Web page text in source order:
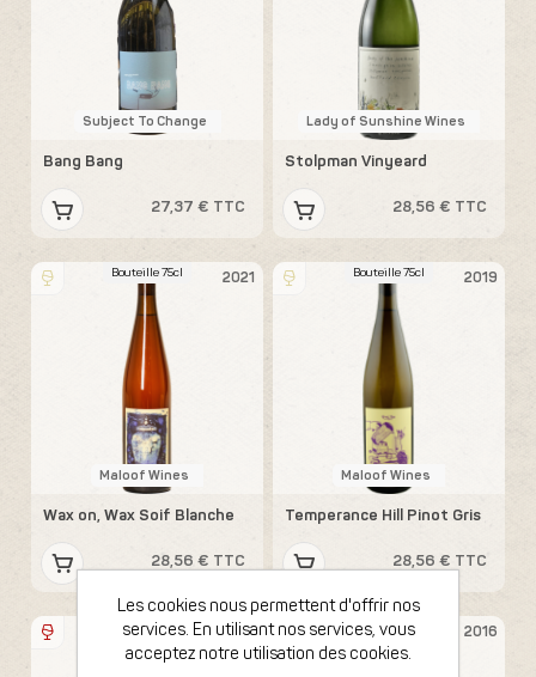
Subject To Change
Bang Bang
27,37 € TTC
Lady of Sunshine Wines
Stolpman Vinyeard
28,56 € TTC
2021
Bouteille 75cl
Maloof Wines
Wax on, Wax Soif Blanche
28,56 € TTC
2019
Bouteille 75cl
Maloof Wines
Temperance Hill Pinot Gris
28,56 € TTC
2021
Bouteille 75cl 2016
Bouteille 75cl
Les cookies nous permettent d'offrir nos
services. En utilisant nos services, vous
acceptez notre utilisation des cookies.